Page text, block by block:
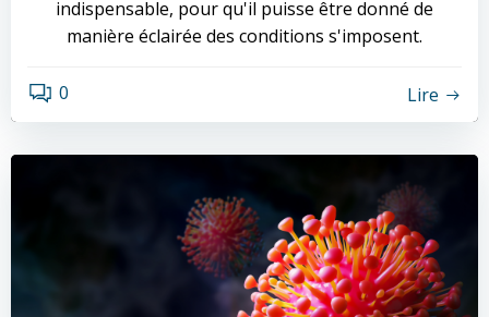
indispensable, pour qu'il puisse être donné de
manière éclairée des conditions s'imposent.
0 Lire